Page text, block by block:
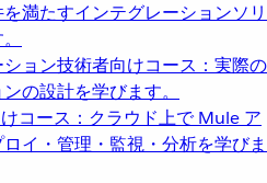
満たすインテグレーションソリ
ョン技術者向けコース：実際の
の設計を学びます。
コース：クラウド上で Mule ア
イ・管理・監視・分析を学びま